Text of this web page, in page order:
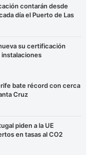
contarán desde
día el Puerto de Las
su certificación
instalaciones
bate récord con cerca
Cruz
piden a la UE
en tasas al CO2